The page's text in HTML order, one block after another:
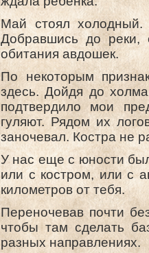
Май стоял
Добравшись до реки,
обитания авдошек.
По некоторым
здесь. Дойдя до
подтвердило мои
гуляют. Рядом их
заночевал. Костра не
У нас еще с юности
или с костром, или с
километров от тебя.
Переночевав почти
чтобы там сделать
разных направлениях.